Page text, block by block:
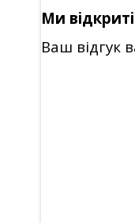
Ми
Ваш відгук